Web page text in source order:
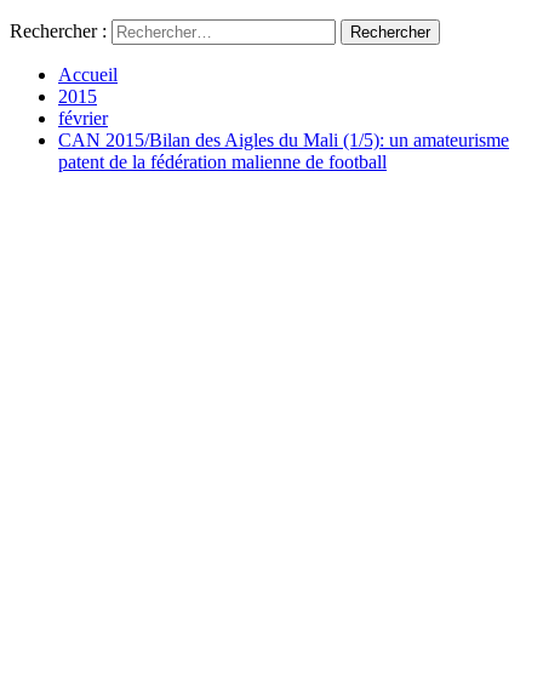
Rechercher :
Accueil
2015
février
CAN 2015/Bilan des Aigles du Mali (1/5): un amateurisme
patent de la fédération malienne de football